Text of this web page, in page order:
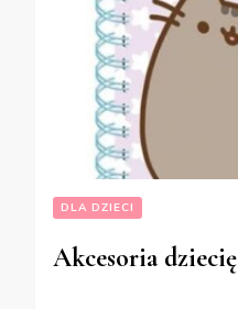
DLA DZIECI
Akcesoria